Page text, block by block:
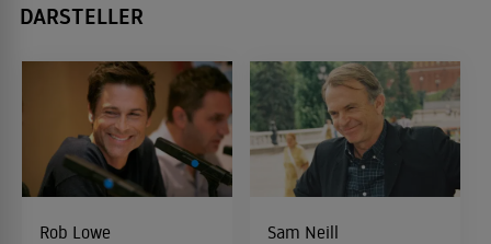
DARSTELLER
Rob Lowe Sam Neill